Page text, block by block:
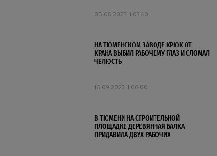
05.06.2023 07:40
НА ТЮМЕНСКОМ ЗАВОДЕ КРЮК ОТ
КРАНА ВЫБИЛ РАБОЧЕМУ ГЛАЗ И СЛОМАЛ
ЧЕЛЮСТЬ
16.09.2022 06:00
В ТЮМЕНИ НА СТРОИТЕЛЬНОЙ
ПЛОЩАДКЕ ДЕРЕВЯННАЯ БАЛКА
ПРИДАВИЛА ДВУХ РАБОЧИХ